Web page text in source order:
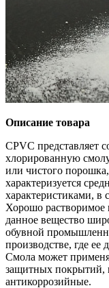
Описание товара
CPVC представляет
хлорированную
или чистого
характеризуется
характеристиками, в
Хорошо растворимое
данное вещество
обувной
производстве, где ее
Смола может
защитных покрытий,
антикоррозийные.